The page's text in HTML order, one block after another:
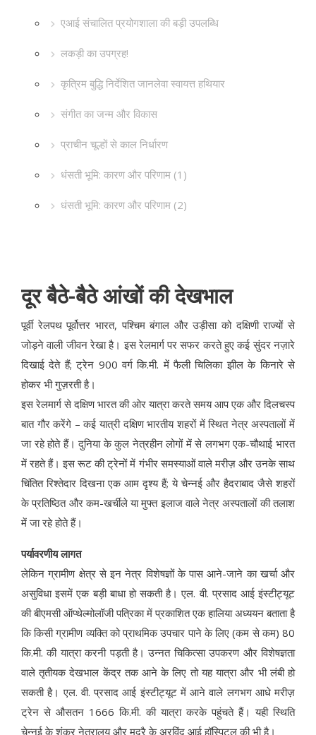
एआई संचालित प्रयोगशाला की बड़ी उपलब्धि
लकड़ी का उपग्रह!
कृत्रिम बुद्धि निर्देशित जानलेवा स्वायत्त हथियार
संगीत का जन्म और विकास
प्राचीन चूल्हों से काल निर्धारण
धंसती भूमि: कारण और परिणाम (1)
धंसती भूमि: कारण और परिणाम (2)
दूर बैठे-बैठे आंखों की देखभाल
पूर्वी रेलपथ पूर्वोत्तर भारत, पश्चिम बंगाल और उड़ीसा को दक्षिणी राज्यों से
जोड़ने वाली जीवन रेखा है। इस रेलमार्ग पर सफर करते हुए कई सुंदर नज़ारे
दिखाई देते हैं; ट्रेन 900 वर्ग कि.मी. में फैली चिलिका झील के किनारे से
होकर भी गुज़रती है।
इस रेलमार्ग से दक्षिण भारत की ओर यात्रा करते समय आप एक और दिलचस्प
बात गौर करेंगे – कई यात्री दक्षिण भारतीय शहरों में स्थित नेत्र अस्पतालों में
जा रहे होते हैं। दुनिया के कुल नेत्रहीन लोगों में से लगभग एक-चौथाई भारत
में रहते हैं। इस रूट की ट्रेनों में गंभीर समस्याओं वाले मरीज़ और उनके साथ
चिंतित रिश्तेदार दिखना एक आम दृश्य हैं; ये चेन्नई और हैदराबाद जैसे शहरों
के प्रतिष्ठित और कम-खर्चीले या मुफ्त इलाज वाले नेत्र अस्पतालों की तलाश
में जा रहे होते हैं।
पर्यावरणीय लागत
लेकिन ग्रामीण क्षेत्र से इन नेत्र विशेषज्ञों के पास आने-जाने का खर्चा और
असुविधा इसमें एक बड़ी बाधा हो सकती है। एल. वी. प्रसाद आई इंस्टीट्यूट
की बीएमसी ऑप्थेल्मोलॉजी पत्रिका में प्रकाशित एक हालिया अध्ययन बताता है
कि किसी ग्रामीण व्यक्ति को प्राथमिक उपचार पाने के लिए (कम से कम) 80
कि.मी. की यात्रा करनी पड़ती है। उन्नत चिकित्सा उपकरण और विशेषज्ञता
वाले तृतीयक देखभाल केंद्र तक आने के लिए तो यह यात्रा और भी लंबी हो
सकती है। एल. वी. प्रसाद आई इंस्टीट्यूट में आने वाले लगभग आधे मरीज़
ट्रेन से औसतन 1666 कि.मी. की यात्रा करके पहुंचते हैं। यही स्थिति
चेन्नई के शंकर नेत्रालय और मदुरै के अरविंद आई हॉस्पिटल की भी है।